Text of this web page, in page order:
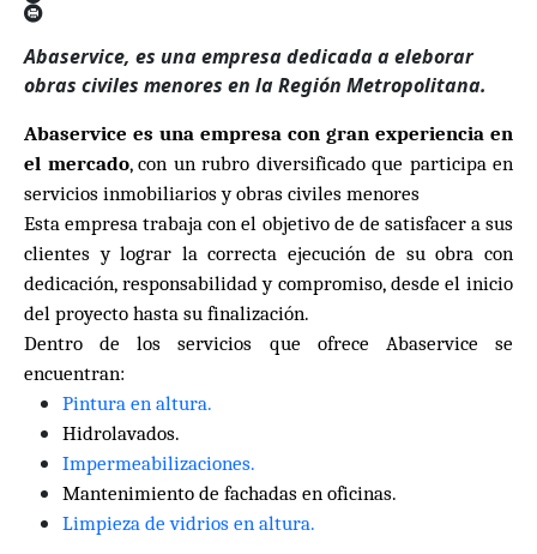
Abaservice, es una empresa dedicada a eleborar
obras civiles menores en la Región Metropolitana.
Abaservice es una empresa con gran experiencia en
el mercado, con un rubro diversificado que participa en
servicios inmobiliarios y obras civiles menores
Esta empresa trabaja con el objetivo de de satisfacer a sus
clientes y lograr la correcta ejecución de su obra con
dedicación, responsabilidad y compromiso, desde el inicio
del proyecto hasta su finalización.
Dentro de los servicios que ofrece Abaservice se
encuentran:
Pintura en altura.
Hidrolavados.
Impermeabilizaciones.
Mantenimiento de fachadas en oficinas.
Limpieza de vidrios en altura.